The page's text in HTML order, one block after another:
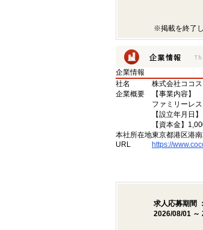
※掲載を終了
企業情報
社名
株式会社ココ
企業概要
【事業内容】
ファミリーレ
【設立年月日
【資本金】
本社所在地東京都港区港
URL
https://
求人応募期間 ：
2026/08/01 ～